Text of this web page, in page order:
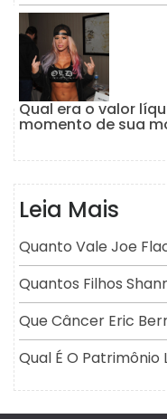
Qual era o valor
momento de sua
Leia Mais
Quanto Vale Joe
Quantos Filhos
Que Câncer Eric
Qual É O Patrimônio